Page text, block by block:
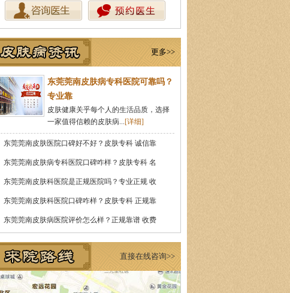
更多>>
东莞莞南皮肤病专科医院可靠吗？
专业靠
皮肤健康关乎每个人的生活品质，选择
一家值得信赖的皮肤病...[详细]
东莞莞南皮肤医院口碑好不好？皮肤专科 诚信靠
东莞莞南皮肤病专科医院口碑咋样？皮肤专科 名
东莞莞南皮肤科医院是正规医院吗？专业正规 收
东莞莞南皮肤科医院口碑咋样？皮肤专科 正规靠
东莞莞南皮肤病医院评价怎么样？正规靠谱 收费
直接在线咨询>>